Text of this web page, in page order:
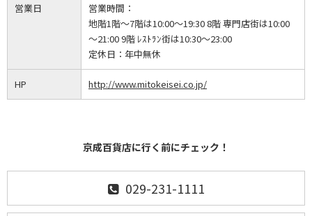
営業日
営業時間：
地階1階～7階は10:00～19:30 8階 専門店街は10:00
～21:00 9階 ﾚｽﾄﾗﾝ街は10:30～23:00
定休日： 年中無休
HP http://www.mitokeisei.co.jp/
京成百貨店に行く前にチェック！
029-231-1111